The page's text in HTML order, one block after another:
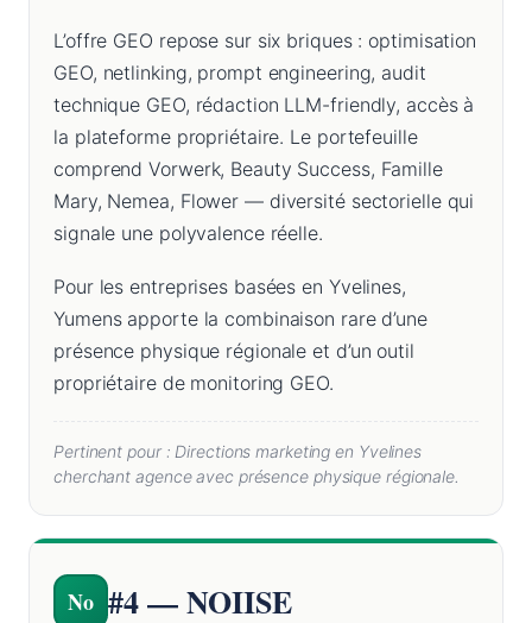
L’offre GEO repose sur six briques : optimisation
GEO, netlinking, prompt engineering, audit
technique GEO, rédaction LLM-friendly, accès à
la plateforme propriétaire. Le portefeuille
comprend Vorwerk, Beauty Success, Famille
Mary, Nemea, Flower — diversité sectorielle qui
signale une polyvalence réelle.
Pour les entreprises basées en Yvelines,
Yumens apporte la combinaison rare d’une
présence physique régionale et d’un outil
propriétaire de monitoring GEO.
Pertinent pour : Directions marketing en Yvelines
cherchant agence avec présence physique régionale.
No #4 — NOIISE